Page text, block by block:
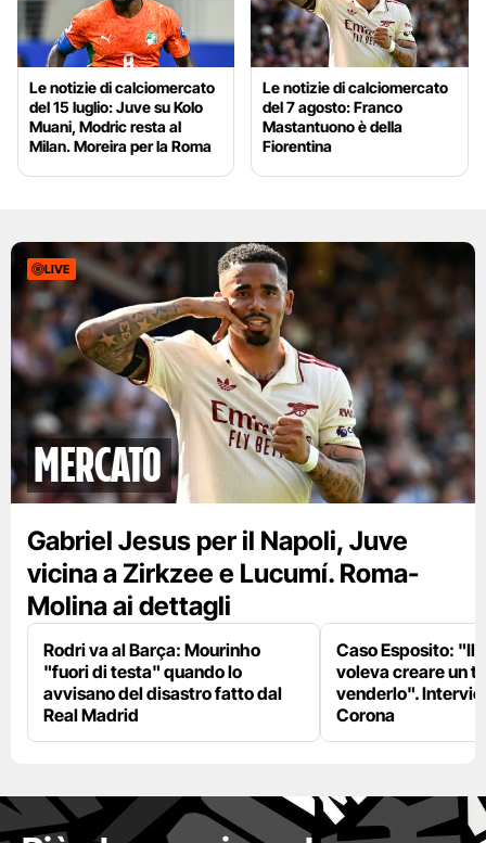
Le notizie di calciomercato
del 15 luglio: Juve su Kolo
Muani, Modric resta al
Milan. Moreira per la Roma
Le notizie di calciomercato
del 7 agosto: Franco
Mastantuono è della
Fiorentina
LIVE
mercato
Gabriel Jesus per il Napoli, Juve
vicina a Zirkzee e Lucumí. Roma-
Molina ai dettagli
Rodri va al Barça: Mourinho
"fuori di testa" quando lo
avvisano del disastro fatto dal
Real Madrid
Caso Esposito: "Il
voleva creare un
venderlo".
Corona